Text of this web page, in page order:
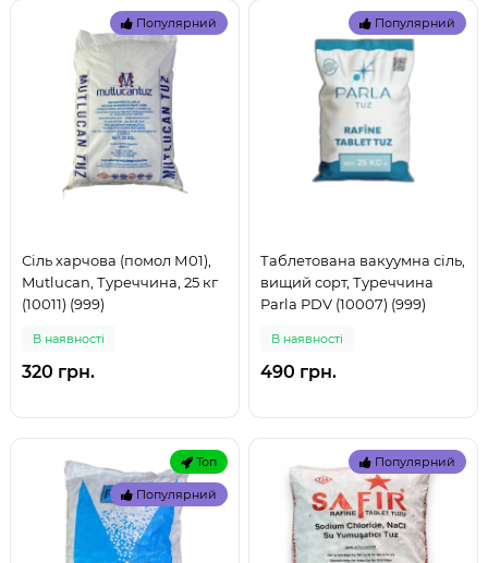
Популярний
Сіль харчова (помол М01),
Mutlucan, Туреччина, 25 кг
(10011) (999)
В наявностi
320 грн.
Популярний
Таблетована вакуумна сіль,
вищий сорт, Туреччина
Parla PDV (10007) (999)
В наявностi
490 грн.
Топ
Популярний
Популярний